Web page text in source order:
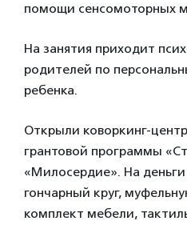
помощи сенсомоторных
На занятия приходит
родителей по
ребенка.
Открыли коворкинг-
грантовой программы
«Милосердие». На деньги
гончарный круг,
комплект мебели,